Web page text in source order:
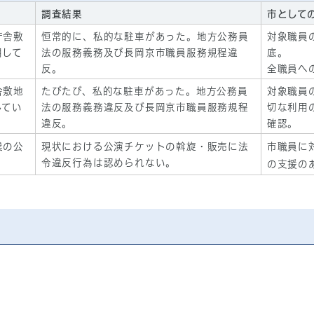
調査結果 市として
舎敷
て
恒常的に、私的な駐車があった。地方公務員
法の服務義務及び長岡京市職員服務規程違
反。
対象職員
底。
全職員へ
敷地
い
たびたび、私的な駐車があった。地方公務員
法の服務義務違反及び長岡京市職員服務規程
違反。
対象職員
切な利用
確認。
の公
現状における公演チケットの斡旋・販売に法
令違反行為は認められない。
市職員に
の支援の